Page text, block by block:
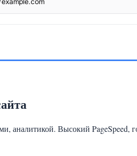
аналитикой. Высокий PageSpeed,